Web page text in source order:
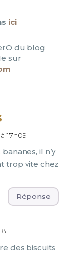
!
ici
du blog
sur
17h09
il n’y
trop vite chez
Réponse
des biscuits